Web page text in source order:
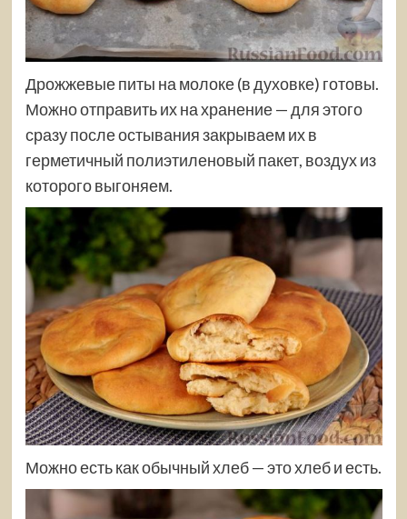
Дрожжевые питы на молоке (в духовке) готовы.
Можно отправить их на хранение — для этого
сразу после остывания закрываем их в
герметичный полиэтиленовый пакет, воздух из
которого выгоняем.
Можно есть как обычный хлеб — это хлеб и есть.